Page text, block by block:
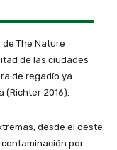
The Nature
de las ciudades
de regadío ya
(Richter 2016).
desde el oeste
por